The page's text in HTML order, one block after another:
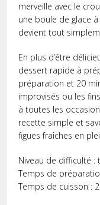
merveille avec le
une boule de glace
devient tout
En plus d’être
dessert rapide à
préparation et 20
improvisés ou les
à toutes les
recette simple et
figues fraîches en
Niveau de difficulté :
Temps de
Temps de cuisson :